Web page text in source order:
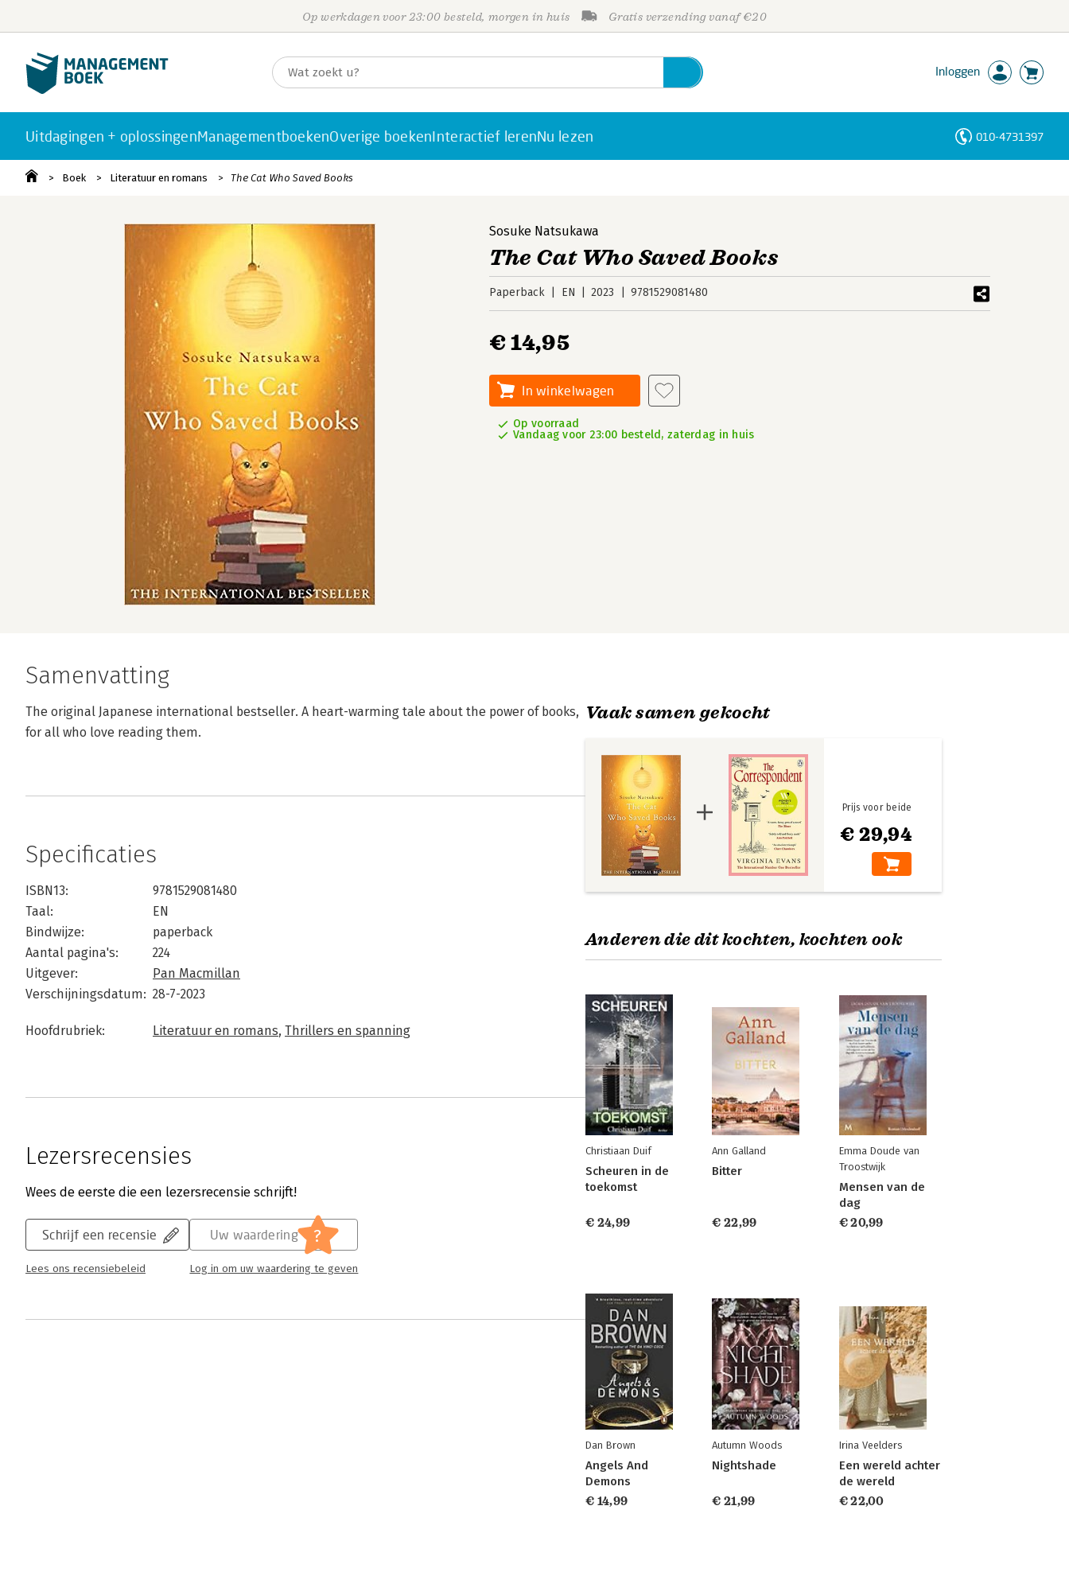
Op werkdagen voor 23:00 besteld, morgen in huis Gratis verzending vanaf €20
Inloggen
Uitdagingen + oplossingenManagementboekenOverige boekenInteractief lerenNu lezen 010-4731397
Boek Literatuur en romans The Cat Who Saved Books
Sosuke Natsukawa
The Cat Who Saved Books
Paperback EN 2023 9781529081480
€ 14,95
In winkelwagen
Op voorraad
Vandaag voor 23:00 besteld, zaterdag in huis
Samenvatting
The original Japanese international bestseller. A heart-warming tale about the power of books,
for all who love reading them.
Specificaties
ISBN13:
9781529081480
Taal:
EN
Bindwijze:
paperback
Aantal pagina's:
224
Uitgever:
Pan Macmillan
Verschijningsdatum: 28-7-2023
Hoofdrubriek: Literatuur en romans, Thrillers en spanning
Lezersrecensies
Wees de eerste die een lezersrecensie schrijft!
Schrijf een recensie
Lees ons recensiebeleid
Uw waardering ?
Log in om uw waardering te geven
Vaak samen gekocht
€ 29,94
Prijs voor beide
Anderen die dit kochten, kochten ook
Christiaan Duif
Scheuren in de
toekomst
€ 24,99
Ann Galland
Bitter
€ 22,99
Emma Doude van
Troostwijk
Mensen van de
dag
€ 20,99
Dan Brown
Angels And
Demons
€ 14,99
Autumn Woods
Nightshade
€ 21,99
Irina Veelders
Een wereld achter
de wereld
€ 22,00
Personen